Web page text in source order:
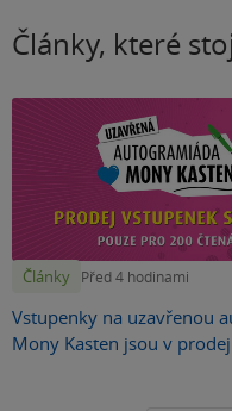
Články, které
Články Před 4 hodinami
Vstupenky na uzavřenou
Mony Kasten jsou v